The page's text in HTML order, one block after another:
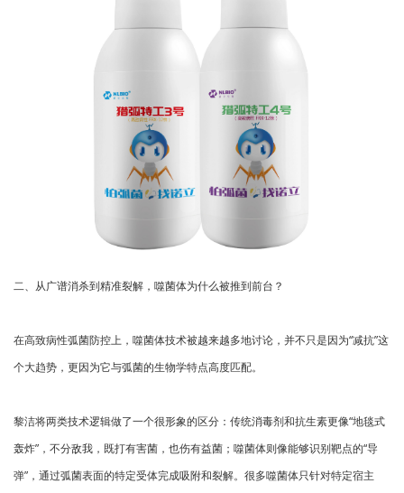
二、从广谱消杀到精准裂解，噬菌体为什么被推到前台？
在高致病性弧菌防控上，噬菌体技术被越来越多地讨论，并不只是因为“减抗”这
个大趋势，更因为它与弧菌的生物学特点高度匹配。
黎洁将两类技术逻辑做了一个很形象的区分：传统消毒剂和抗生素更像“地毯式
轰炸”，不分敌我，既打有害菌，也伤有益菌；噬菌体则像能够识别靶点的“导
弹”，通过弧菌表面的特定受体完成吸附和裂解。很多噬菌体只针对特定宿主